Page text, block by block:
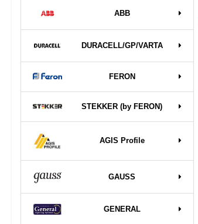
ABB
DURAСELL/GP/VARTA
FERON
STEKKER (by FERON)
AGIS Profile
GAUSS
GENERAL